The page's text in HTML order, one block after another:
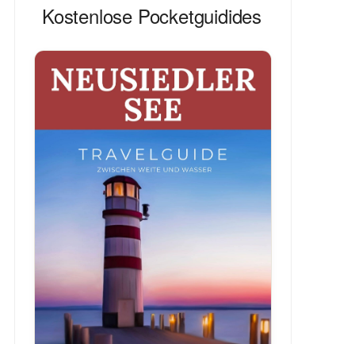
Kostenlose Pocketguidides